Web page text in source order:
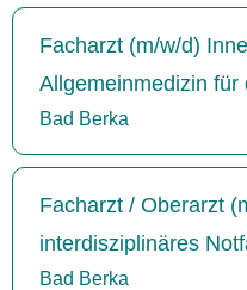
Facharzt (m/w/d)
Allgemeinmedizin
Bad Berka
Facharzt / Oberarzt
interdisziplinäres
Bad Berka